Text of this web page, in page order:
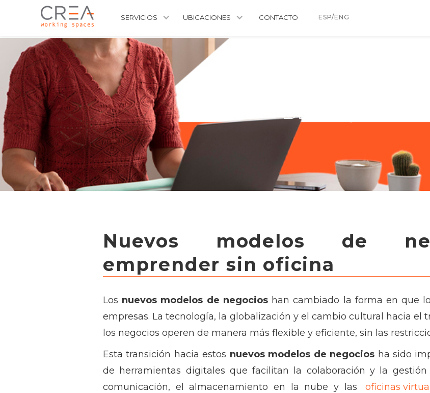
SERVICIOS UBICACIONES CONTACTO ESP/ENG
Nuevos modelos de
emprender sin oficina
Los nuevos modelos de negocioshan cambiado la forma en que
empresas. La tecnología, la globalización y el cambio cultural hacia
los negocios operen de manera más flexible y eficiente, sin las
Esta transición hacia estos nuevos modelos de negocios ha sido
de herramientas digitales que facilitan la colaboración y la
comunicación, el almacenamiento en la nube y las
oficinas